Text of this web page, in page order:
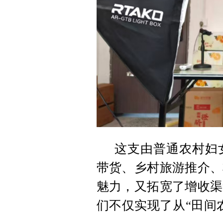
这支由普通农村妇
带货、乡村旅游推介
魅力，又拓宽了增收
们不仅实现了从“田间